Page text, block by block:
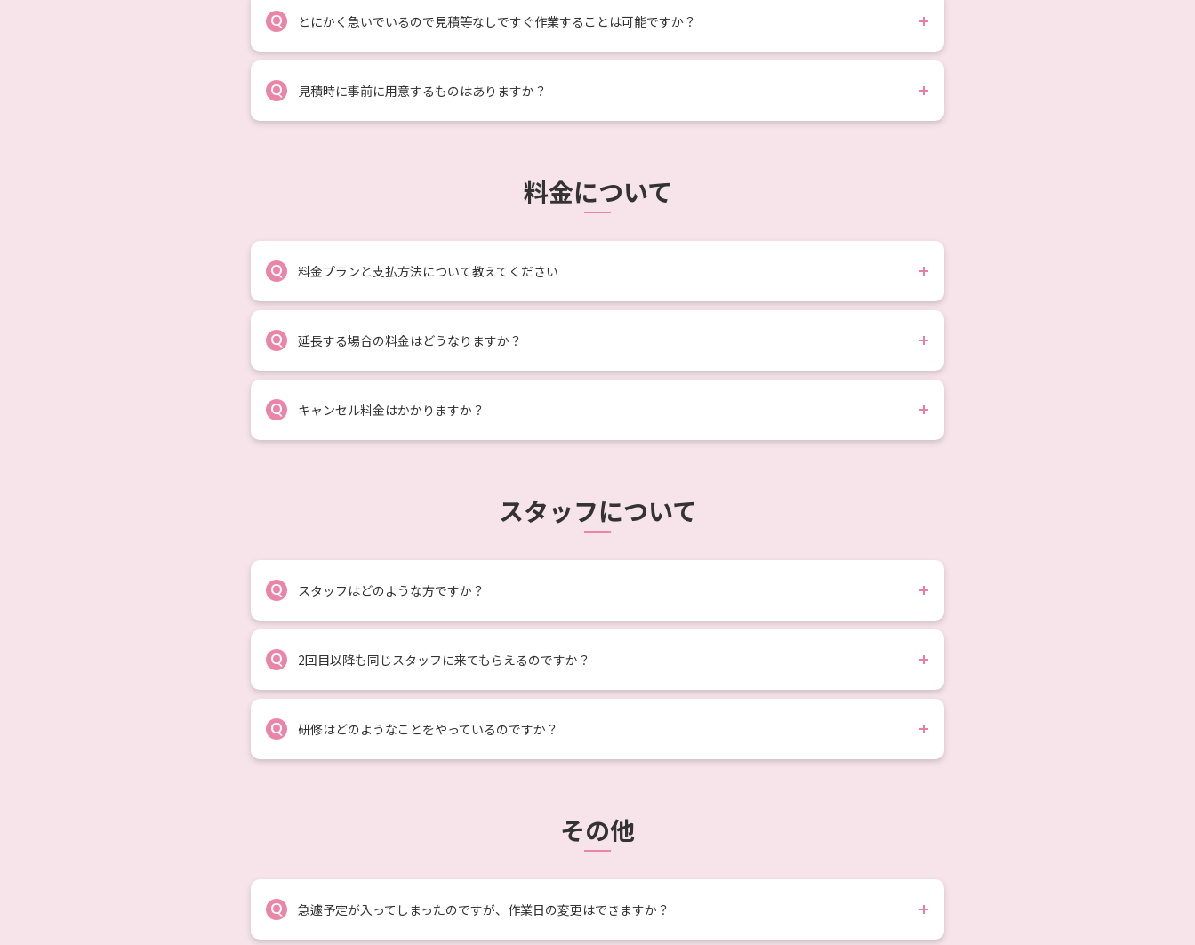
Q とにかく急いでいるので見積等なしですぐ作業することは可能ですか？
Q 見積時に事前に用意するものはありますか？
料金について
Q 料金プランと支払方法について教えてください
Q 延長する場合の料金はどうなりますか？
Q キャンセル料金はかかりますか？
スタッフについて
Q スタッフはどのような方ですか？
Q 2回目以降も同じスタッフに来てもらえるのですか？
Q 研修はどのようなことをやっているのですか？
その他
Q 急遽予定が入ってしまったのですが、作業日の変更はできますか？